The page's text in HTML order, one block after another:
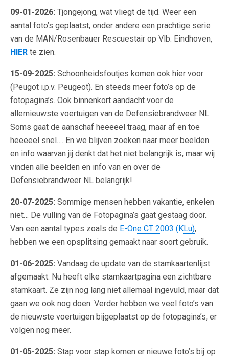
09-01-2026: Tjongejong, wat vliegt de tijd. Weer een
aantal foto’s geplaatst, onder andere een prachtige serie
van de MAN/Rosenbauer Rescuestair op Vlb. Eindhoven,
HIER te zien.
15-09-2025: Schoonheidsfoutjes komen ook hier voor
(Peugot i.p.v. Peugeot). En steeds meer foto’s op de
fotopagina’s. Ook binnenkort aandacht voor de
allernieuwste voertuigen van de Defensiebrandweer NL.
Soms gaat de aanschaf heeeeel traag, maar af en toe
heeeeel snel…. En we blijven zoeken naar meer beelden
en info waarvan jij denkt dat het niet belangrijk is, maar wij
vinden alle beelden en info van en over de
Defensiebrandweer NL belangrijk!
20-07-2025: Sommige mensen hebben vakantie, enkelen
niet… De vulling van de Fotopagina’s gaat gestaag door.
Van een aantal types zoals de E-One CT 2003 (KLu),
hebben we een opsplitsing gemaakt naar soort gebruik.
01-06-2025: Vandaag de update van de stamkaartenlijst
afgemaakt. Nu heeft elke stamkaartpagina een zichtbare
stamkaart. Ze zijn nog lang niet allemaal ingevuld, maar dat
gaan we ook nog doen. Verder hebben we veel foto’s van
de nieuwste voertuigen bijgeplaatst op de fotopagina’s, er
volgen nog meer.
01-05-2025: Stap voor stap komen er nieuwe foto’s bij op